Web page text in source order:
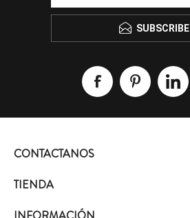
SUBSCRIBE
CONTACTANOS
TIENDA